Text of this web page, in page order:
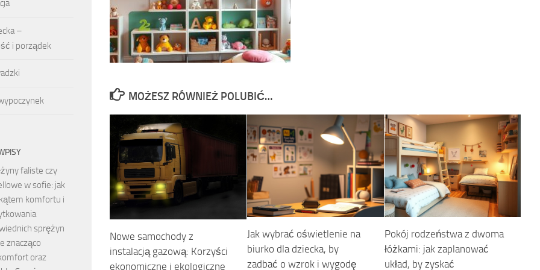
MOŻESZ RÓWNIEŻ POLUBIĆ…
Nowe samochody z
instalacją gazową: Korzyści
ekonomiczne i ekologiczne
Jak wybrać oświetlenie na
biurko dla dziecka, by
zadbać o wzrok i wygodę
Pokój rodzeństwa z dwoma
łóżkami: jak zaplanować
układ, by zyskać
–
i porządek
faliste czy
w sofie: jak
komfortu i
sprężyn
znacząco
oraz